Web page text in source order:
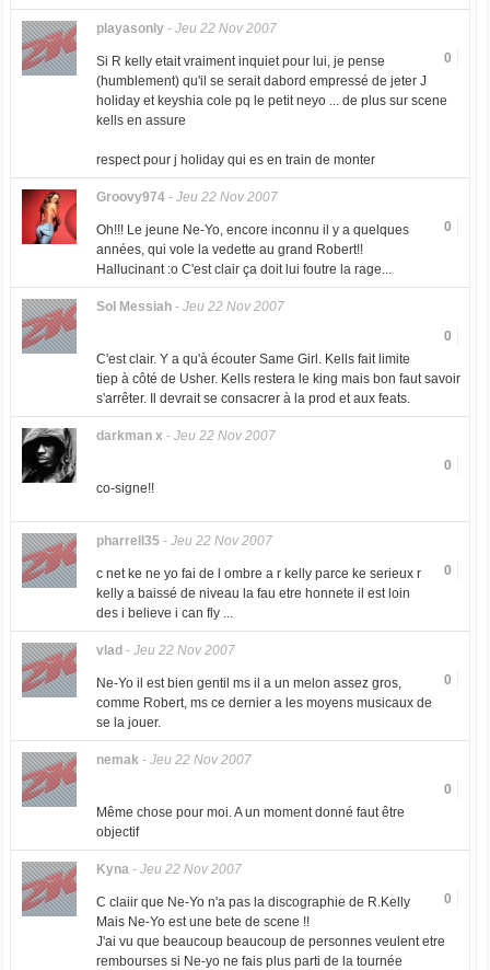
playasonly- Jeu 22 Nov 2007
0
Si R kelly etait vraiment inquiet pour lui, je pense
(humblement) qu'il se serait dabord empressé de jeter J
holiday et keyshia cole pq le petit neyo ... de plus sur scene
kells en assure
respect pour j holiday qui es en train de monter
Groovy974- Jeu 22 Nov 2007
0
Oh!!! Le jeune Ne-Yo, encore inconnu il y a quelques
années, qui vole la vedette au grand Robert!!
Hallucinant :o C'est clair ça doit lui foutre la rage...
Sol Messiah- Jeu 22 Nov 2007
0
C'est clair. Y a qu'à écouter Same Girl. Kells fait limite
tiep à côté de Usher. Kells restera le king mais bon faut savoir
s'arrêter. Il devrait se consacrer à la prod et aux feats.
darkman x - Jeu 22 Nov 2007
0
co-signe!!
pharrell35- Jeu 22 Nov 2007
0
c net ke ne yo fai de l ombre a r kelly parce ke serieux r
kelly a baissé de niveau la fau etre honnete il est loin
des i believe i can fly ...
vlad - Jeu 22 Nov 2007
0
Ne-Yo il est bien gentil ms il a un melon assez gros,
comme Robert, ms ce dernier a les moyens musicaux de
se la jouer.
nemak- Jeu 22 Nov 2007
0
Même chose pour moi. A un moment donné faut être
objectif
Kyna- Jeu 22 Nov 2007
0
C claiir que Ne-Yo n'a pas la discographie de R.Kelly
Mais Ne-Yo est une bete de scene !!
J'ai vu que beaucoup beaucoup de personnes veulent etre
rembourses si Ne-yo ne fais plus parti de la tournée